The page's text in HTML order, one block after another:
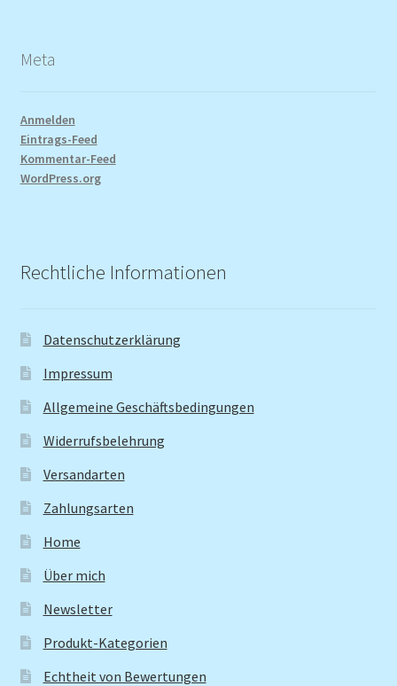
Meta
Anmelden
Eintrags-Feed
Kommentar-Feed
WordPress.org
Rechtliche Informationen
Datenschutzerklärung
Impressum
Allgemeine Geschäftsbedingungen
Widerrufsbelehrung
Versandarten
Zahlungsarten
Home
Über mich
Newsletter
Produkt-Kategorien
Echtheit von Bewertungen